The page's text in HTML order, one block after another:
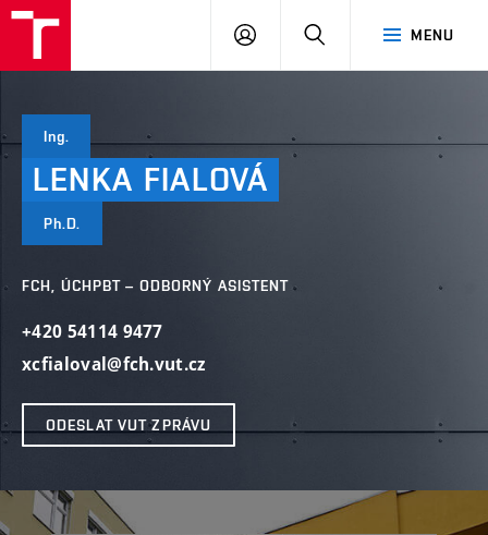
MENU
PŘIHLÁSIT
Ing.
LENKA FIALOVÁ
Ph.D.
FCH, ÚCHPBT – ODBORNÝ ASISTENT
+420 54114 9477
xcfialoval@fch.vut.cz
ODESLAT VUT ZPRÁVU